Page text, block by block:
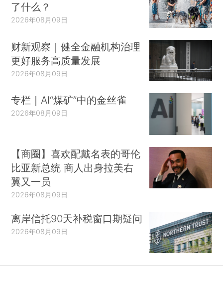
了什么？
2026年08月09日
财新观察｜健全金融机构治理
更好服务高质量发展
2026年08月09日
专栏｜AI“煤矿”中的金丝雀
2026年08月09日
【商圈】喜欢配戴名表的哥伦
比亚新总统 商人出身拉美右
翼又一员
2026年08月09日
离岸信托90天补税窗口期疑问
2026年08月09日